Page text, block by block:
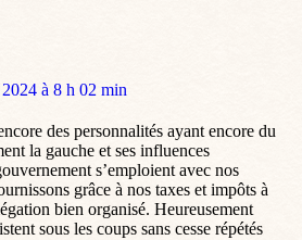
à 8 h 02 min
des personnalités ayant encore du
la gauche et ses influences
s’emploient avec nos
grâce à nos taxes et impôts à
bien organisé. Heureusement
sous les coups sans cesse répétés